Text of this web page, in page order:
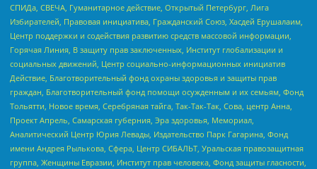
СПИДа, СВЕЧА, Гуманитарное действие, Открытый Петербург, Лига
Избирателей, Правовая инициатива, Гражданский Союз, Хасдей Ерушалаим,
Центр поддержки и содействия развитию средств массовой информации,
Горячая Линия, В защиту прав заключенных, Институт глобализации и
социальных движений, Центр социально-информационных инициатив
Действие, Благотворительный фонд охраны здоровья и защиты прав
граждан, Благотворительный фонд помощи осужденным и их семьям, Фонд
Тольятти, Новое время, Серебряная тайга, Так-Так-Так, Сова, центр Анна,
Проект Апрель, Самарская губерния, Эра здоровья, Мемориал,
Аналитический Центр Юрия Левады, Издательство Парк Гагарина, Фонд
имени Андрея Рылькова, Сфера, Центр СИБАЛЬТ, Уральская правозащитная
группа, Женщины Евразии, Институт прав человека, Фонд защиты гласности,